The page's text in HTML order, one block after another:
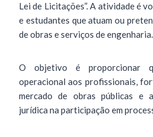
Lei de Licitações”. A atividade é
e estudantes que atuam ou
de obras e serviços de engenharia.
O objetivo é proporcionar
operacional aos profissionais,
mercado de obras públicas e
jurídica na participação em